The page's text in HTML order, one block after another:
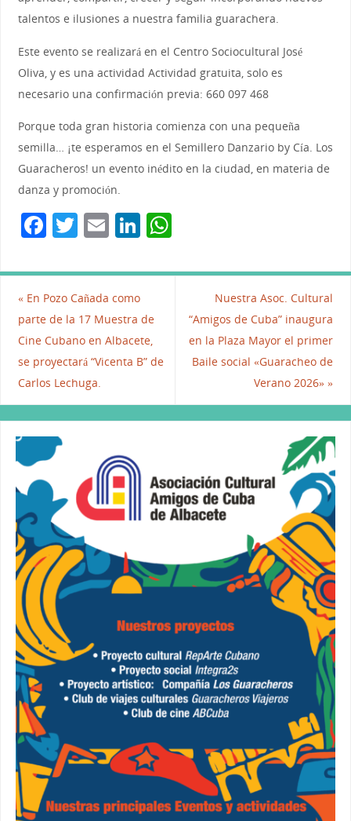
talentos e ilusiones a nuestra familia guarachera.
Este evento se realizará en el Centro Sociocultural José
Oliva, y es una actividad Actividad gratuita, solo es
necesario una confirmación previa: 660 097 468
Porque toda gran historia comienza con una pequeña
semilla… ¡te esperamos en el Semillero Danzario by Cía. Los
Guaracheros! un evento inédito en la ciudad, en materia de
danza y promoción.
F
c
e
b
o
o
k
T
itt
er
E
ai
l
Li
k
e
dI
n
W
at
«En Pozo Cañada como
parte de la 17 Muestra de
Cine Cubano en Albacete,
se proyectará “Vicenta B” de
Carlos Lechuga.
Nuestra Asoc. Cultural
“Amigos de Cuba” inaugura
en la Plaza Mayor el primer
Baile social «Guaracheo de
Verano 2026»»